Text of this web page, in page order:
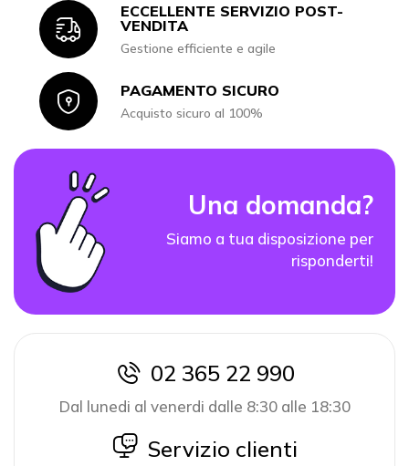
Icon
ECCELLENTE SERVIZIO POST-
VENDITA
Gestione efficiente e agile
IconPAGAMENTO SICURO
Acquisto sicuro al 100%
Una domanda?
Siamo a tua disposizione per
risponderti!
icon
02 365 22 990
Dal lunedi al venerdi dalle 8:30 alle 18:30
icon
Servizio clienti